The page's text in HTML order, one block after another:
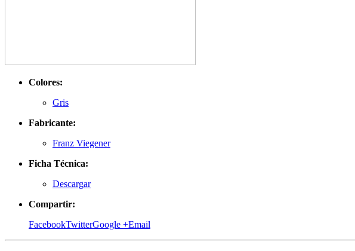
Colores:
Gris
Fabricante:
Franz Viegener
Ficha Técnica:
Descargar
Compartir:
FacebookTwitterGoogle +Email